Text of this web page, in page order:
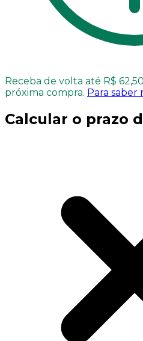
Receba de volta até R$
próxima compra. Para saber
Calcular o prazo